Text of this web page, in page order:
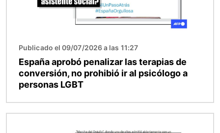
Publicado el 09/07/2026 a las 11:27
España aprobó penalizar las terapias de
conversión, no prohibió ir al psicólogo a
personas LGBT